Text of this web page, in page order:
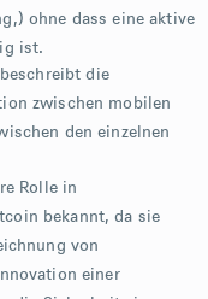
ohne dass eine aktive
ist.
die
zwischen mobilen
den einzelnen
Rolle in
bekannt, da sie
von
einer